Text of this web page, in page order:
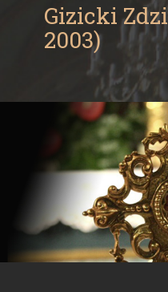
Gizicki
2003)